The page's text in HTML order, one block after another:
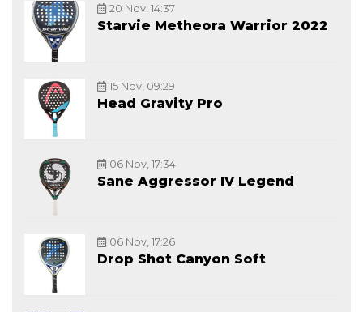
20 Nov, 14:37
Starvie Metheora Warrior 2022
15 Nov, 09:29
Head Gravity Pro
06 Nov, 17:34
Sane Aggressor IV Legend
06 Nov, 17:26
Drop Shot Canyon Soft